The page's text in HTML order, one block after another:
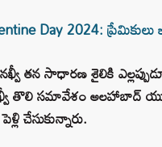
Day 2024:
తన సాధారణ శైలికి
తొలి సమావేశం అలహాబాద్
చేసుకున్నారు.